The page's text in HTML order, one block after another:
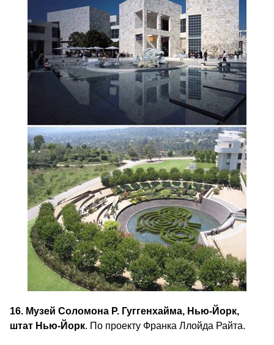
16. Музей Соломона Р. Гуггенхайма, Нью-Йорк,
штат Нью-Йорк. По проекту Франка Ллойда Райта.